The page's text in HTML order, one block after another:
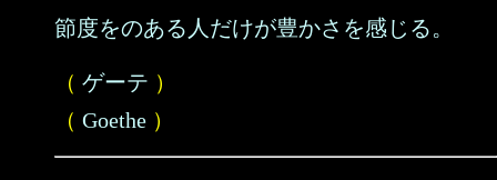
節度をのある人だけが豊かさを感じる。
（ ゲーテ ）
（ Goethe ）